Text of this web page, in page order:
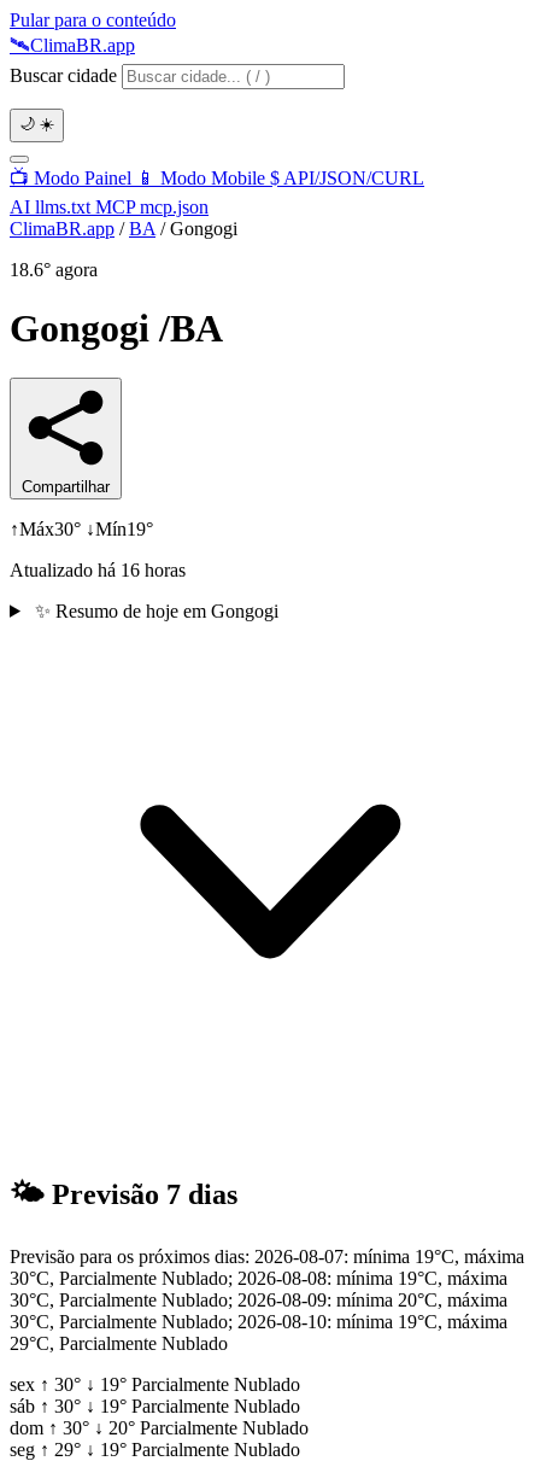
Pular para o conteúdo
🛰️ClimaBR.app
Buscar cidade
🌙 ☀️
📺 Modo Painel 📱 Modo Mobile $ API/JSON/CURL
AI llms.txt MCPmcp.json
ClimaBR.app / BA / Gongogi
18.6° agora
Gongogi/BA
Compartilhar
↑Máx30° ↓Mín19°
Atualizado há 16 horas
✨ Resumo de hoje em Gongogi
🌤 Previsão 7 dias
Previsão para os próximos dias: 2026-08-07: mínima 19°C, máxima
30°C, Parcialmente Nublado; 2026-08-08: mínima 19°C, máxima
30°C, Parcialmente Nublado; 2026-08-09: mínima 20°C, máxima
30°C, Parcialmente Nublado; 2026-08-10: mínima 19°C, máxima
29°C, Parcialmente Nublado
sex ↑ 30° ↓ 19° Parcialmente Nublado
sáb ↑ 30° ↓ 19° Parcialmente Nublado
dom ↑ 30° ↓ 20° Parcialmente Nublado
seg ↑ 29° ↓ 19° Parcialmente Nublado